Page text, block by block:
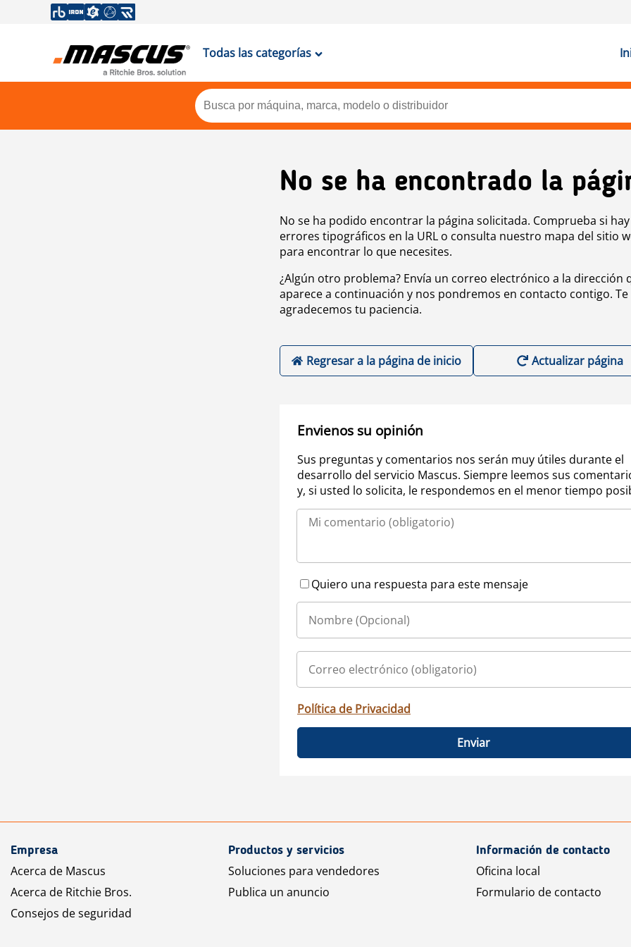
Todas las categorías
No se ha encontrado la
No se ha podido encontrar la página solicitada. Comprueba si hay
errores tipográficos en la URL o consulta nuestro mapa del sitio
para encontrar lo que necesites.
¿Algún otro problema? Envía un correo electrónico a la dirección
aparece a continuación y nos pondremos en contacto contigo. Te
agradecemos tu paciencia.
Regresar a la página de inicio Actualizar página
Envienos su opinión
Sus preguntas y comentarios nos serán muy útiles durante el
desarrollo del servicio Mascus. Siempre leemos sus
y, si usted lo solicita, le respondemos en el menor tiempo
Quiero una respuesta para este mensaje
Política de Privacidad
Enviar
Empresa
Acerca de Mascus
Acerca de Ritchie Bros.
Consejos de seguridad
Productos y servicios
Soluciones para vendedores
Publica un anuncio
Información de contacto
Oficina local
Formulario de contacto